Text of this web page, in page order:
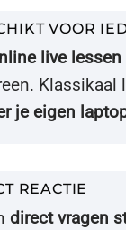
VOOR
live lessen
Klassikaal
je eigen
REACTIE
direct vragen